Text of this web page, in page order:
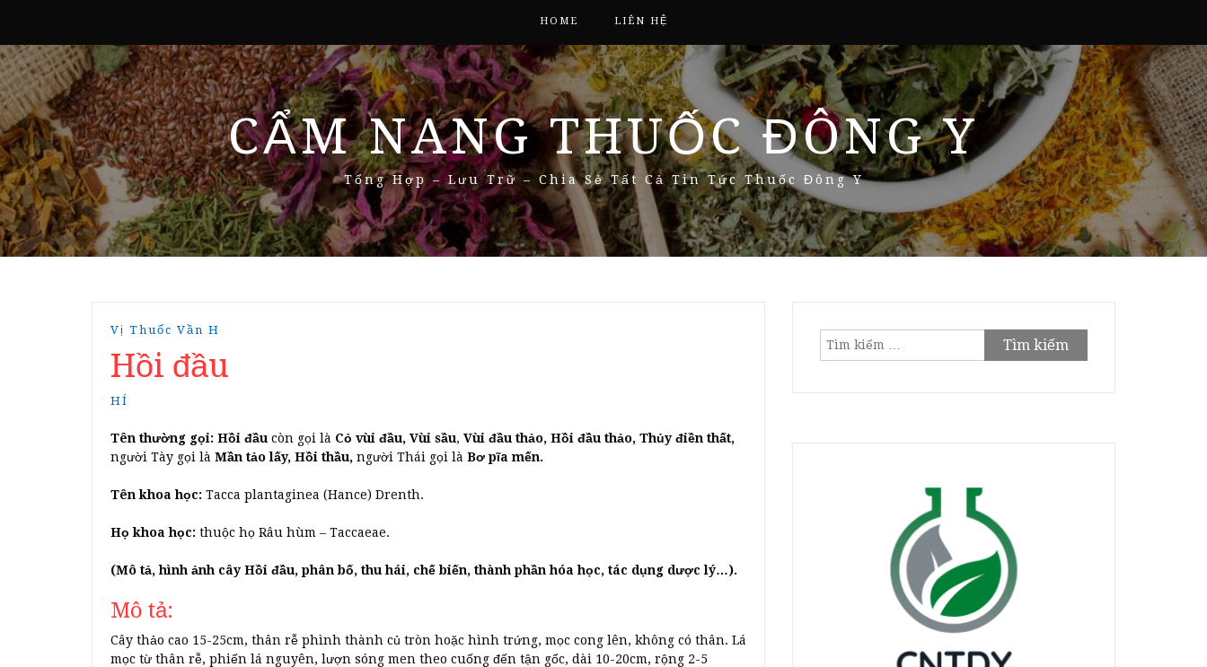
HOME LIÊN HỆ
CẨM NANG THUỐC ĐÔNG Y
Tổng Hợp – Lưu Trữ – Chia Sẻ Tất Cả Tin Tức Thuốc Đông Y
Vị Thuốc Vần H
Hồi đầu
HÍ
Tên thường gọi: Hồi đầu còn gọi là Cỏ vùi đầu, Vùi sầu, Vùi đầu thảo, Hồi đầu thảo, Thủy điền thất,
người Tày gọi là Mần tảo lấy, Hồi thầu, người Thái gọi là Bơ pĩa mến.
Tên khoa học: Tacca plantaginea (Hance) Drenth.
Họ khoa học: thuộc họ Râu hùm – Taccaeae.
(Mô tả, hình ảnh cây Hồi đầu, phân bố, thu hái, chế biến, thành phần hóa học, tác dụng dược lý…).
Mô tả:
Cây thảo cao 15-25cm, thân rễ phình thành củ tròn hoặc hình trứng, mọc cong lên, không có thân. Lá
mọc từ thân rễ, phiến lá nguyên, lượn sóng men theo cuống đến tận gốc, dài 10-20cm, rộng 2-5
Tìm